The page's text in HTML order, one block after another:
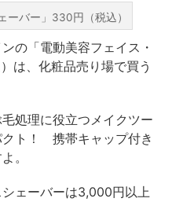
ーバー」330円（税込）
の「電動美容フェイス・
は、化粧品売り場で買う
処理に役立つメイクツー
クト！ 携帯キャップ付き
。
ェーバーは3,000円以上